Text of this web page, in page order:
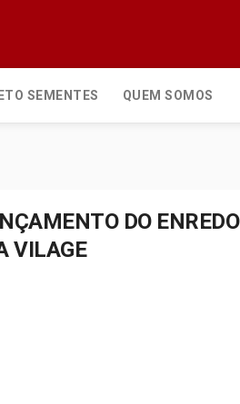
SEMENTES QUEM SOMOS
DO ENREDO
VILAGE